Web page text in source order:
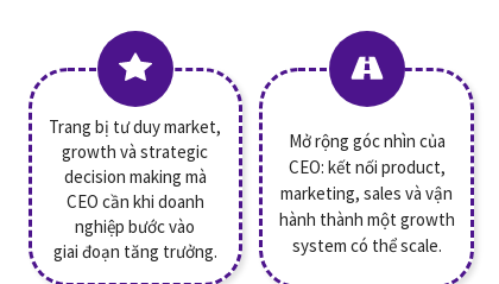
Trang bị tư duy market,
growth và strategic
decision making mà
CEO cần khi doanh
nghiệp bước vào
giai đoạn tăng trưởng.
Mở rộng góc nhìn của
CEO: kết nối product,
marketing, sales và vận
hành thành một growth
system có thể scale.